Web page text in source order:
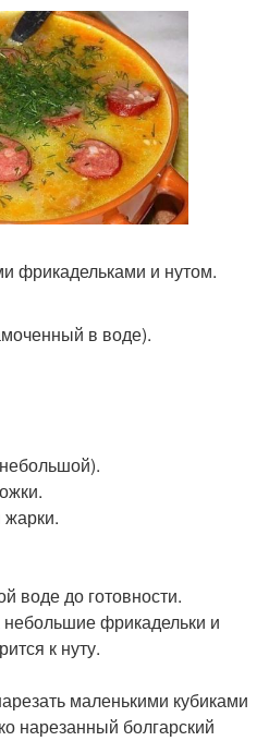
фрикадельками и нутом.
в воде).
жарки.
воде до готовности.
фрикадельки и
к нуту.
маленькими кубиками
нарезанный болгарский